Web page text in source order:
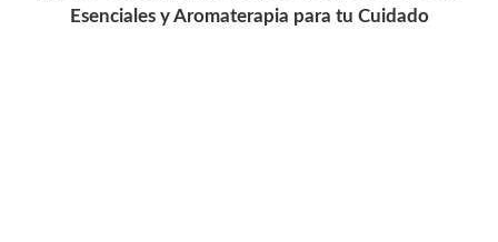
Esenciales y Aromaterapia para tu Cuidado